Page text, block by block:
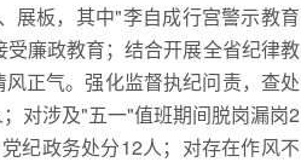
板，其中"李自成行宫警示教育
廉政教育；结合开展全省纪律教
正气。强化监督执纪问责，查处
对涉及"五一"值班期间脱岗漏岗2
纪政务处分12人；对存在作风不